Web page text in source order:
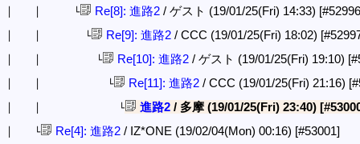
│ │ └ Re[8]: 進路2 / ゲスト (19/01/25(Fri) 14:33)
│ │ └ Re[9]: 進路2 / CCC (19/01/25(Fri) 18:02)
│ │ └ Re[10]: 進路2 / ゲスト (19/01/25(Fri) 19:10)
│ │ └ Re[11]: 進路2 / CCC (19/01/25(Fri) 21:16)
│ │ └ 進路2 / 多摩 (19/01/25(Fri) 23:40)
│ └ Re[4]: 進路2 / IZ*ONE (19/02/04(Mon) 00:16) [#53001]